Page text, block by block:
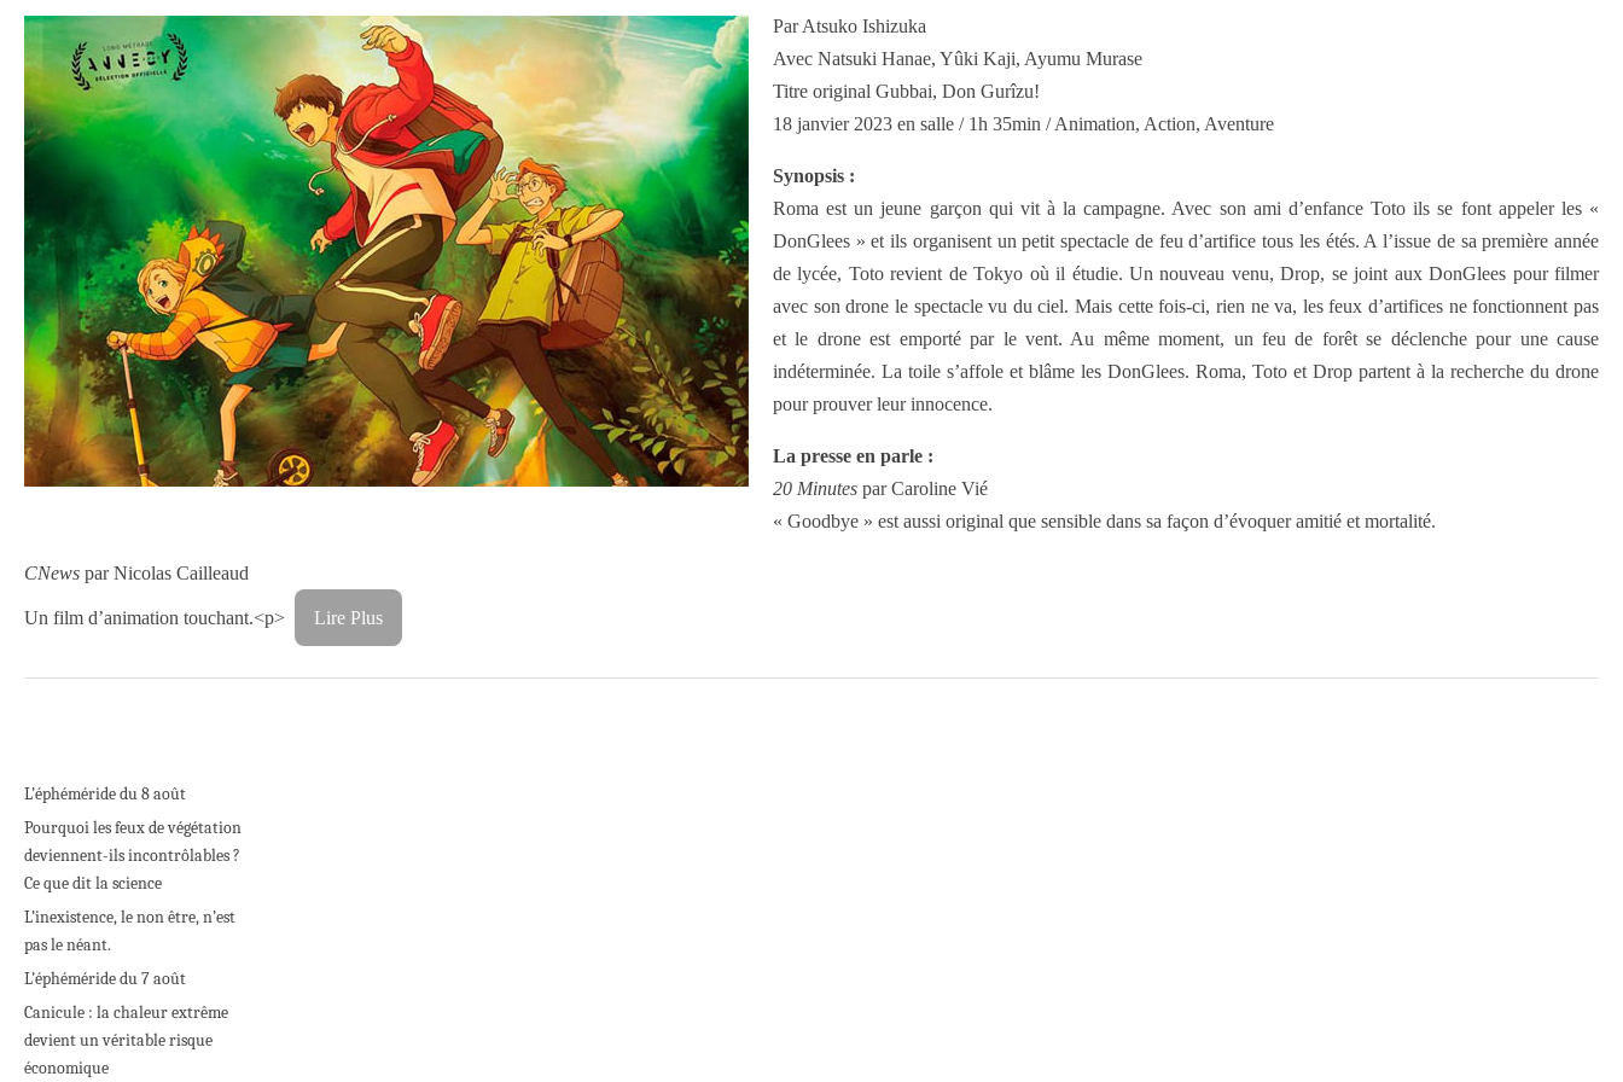
Par Atsuko Ishizuka
Avec Natsuki Hanae, Yûki Kaji, Ayumu Murase
Titre original Gubbai, Don Gurîzu!
18 janvier 2023 en salle / 1h 35min / Animation, Action, Aventure
Synopsis :
Roma est un jeune garçon qui vit à la campagne. Avec son ami d’enfance Toto ils se font appeler les «
DonGlees » et ils organisent un petit spectacle de feu d’artifice tous les étés. A l’issue de sa première année
de lycée, Toto revient de Tokyo où il étudie. Un nouveau venu, Drop, se joint aux DonGlees pour filmer
avec son drone le spectacle vu du ciel. Mais cette fois-ci, rien ne va, les feux d’artifices ne fonctionnent pas
et le drone est emporté par le vent. Au même moment, un feu de forêt se déclenche pour une cause
indéterminée. La toile s’affole et blâme les DonGlees. Roma, Toto et Drop partent à la recherche du drone
pour prouver leur innocence.
La presse en parle :
20 Minutes par Caroline Vié
« Goodbye » est aussi original que sensible dans sa façon d’évoquer amitié et mortalité.
CNews par Nicolas Cailleaud
Un film d’animation touchant.<p> Lire Plus
L’éphéméride du 8 août
Pourquoi les feux de végétation
deviennent-ils incontrôlables ?
Ce que dit la science
L’inexistence, le non être, n’est
pas le néant.
L’éphéméride du 7 août
Canicule : la chaleur extrême
devient un véritable risque
économique